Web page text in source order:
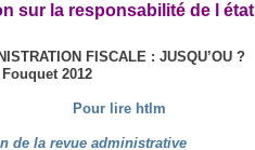
sur la responsabilité de l état
FISCALE : JUSQU’OU ?
2012
Pour lire htlm
de la revue administrative